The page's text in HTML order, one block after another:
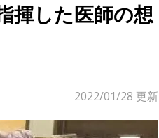
揮した医師の想
2022/01/28 更新